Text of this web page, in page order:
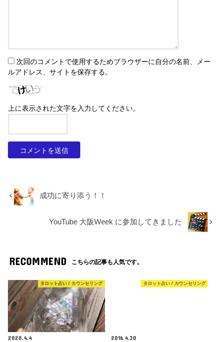
次回のコメントで使用するためブラウザーに自分の名前、メー
ルアドレス、サイトを保存する。
上に表示された文字を入力してください。
成功に寄り添う！！
YouTube 大阪Week に参加してきました
RECOMMEND こちらの記事も人気です。
タロット占い / カウンセリング
2020.4.4
タロット占い / カウンセリング
2016.4.30